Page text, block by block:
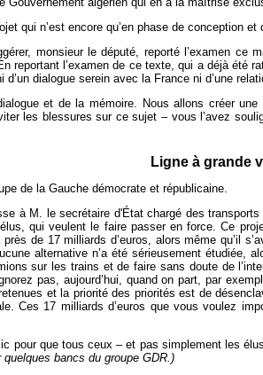
qui n’est encore qu’en phase de conception
monsieur le député, reporté l’examen
reportant l’examen de ce texte, qui a déjà
dialogue serein avec la France ni d’une
et de la mémoire. Nous allons créer
les blessures sur ce sujet – vous l’avez
Ligne à grande
de la Gauche démocrate et républicaine.
à M. le secrétaire d'État chargé des
qui veulent le faire passer en force. Ce
de 17 milliards d’euros, alors même qu’il
alternative n’a été sérieusement étudiée,
sur les trains et de faire sans doute de
pas, aujourd’hui, quand on part, par
et la priorité des priorités est de
Ces 17 milliards d’euros que vous voulez
pour que tous ceux – et pas simplement les
bancs du groupe GDR.)